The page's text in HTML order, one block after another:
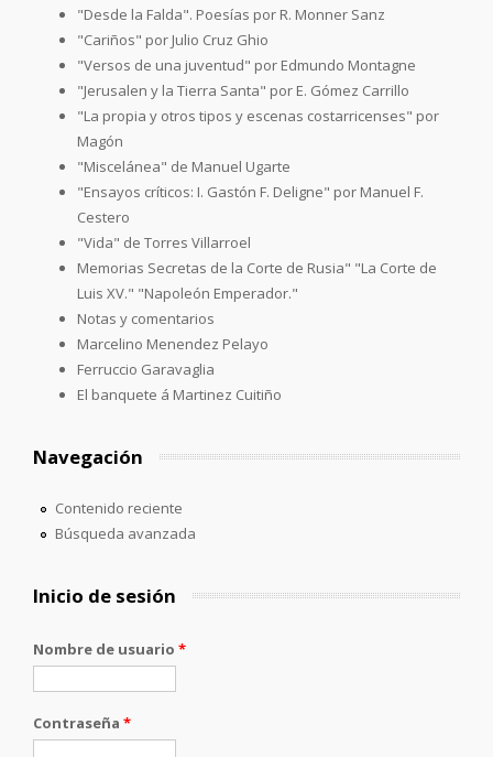
"Desde la Falda". Poesías por R. Monner Sanz
"Cariños" por Julio Cruz Ghio
"Versos de una juventud" por Edmundo Montagne
"Jerusalen y la Tierra Santa" por E. Gómez Carrillo
"La propia y otros tipos y escenas costarricenses" por
Magón
"Miscelánea" de Manuel Ugarte
"Ensayos críticos: I. Gastón F. Deligne" por Manuel F.
Cestero
"Vida" de Torres Villarroel
Memorias Secretas de la Corte de Rusia" "La Corte de
Luis XV." "Napoleón Emperador."
Notas y comentarios
Marcelino Menendez Pelayo
Ferruccio Garavaglia
El banquete á Martinez Cuitiño
Navegación
Contenido reciente
Búsqueda avanzada
Inicio de sesión
Nombre de usuario *
Contraseña *